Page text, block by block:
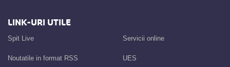
LINK-URI UTILE
Spit Live
Noutatile in format RSS
Servicii online
UES